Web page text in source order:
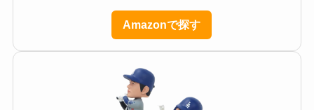
Amazonで探す